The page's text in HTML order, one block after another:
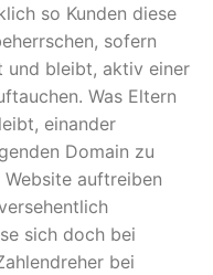
so Kunden diese
sofern
und bleibt, aktiv einer
Was Eltern
einander
Domain zu
Website auftreiben
sich doch bei
bei